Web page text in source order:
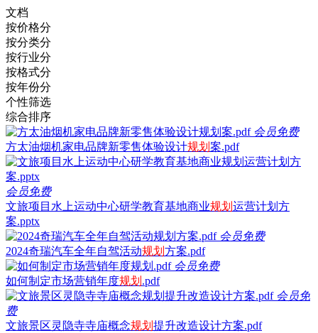
文档
按价格分
按分类分
按行业分
按格式分
按年份分
个性筛选
综合排序
会员免费
方太油烟机家电品牌新零售体验设计规划 案.pdf
会员免费
文旅项目水上运动中心研学教育基地商业规划 运营计划方
案.pptx
会员免费
2024奇瑞汽车全年自驾活动规划 方案.pdf
会员免费
如何制定市场营销年度规划 .pdf
会员免
费
文旅景区灵隐寺寺庙概念规划 提升改造设计方案.pdf